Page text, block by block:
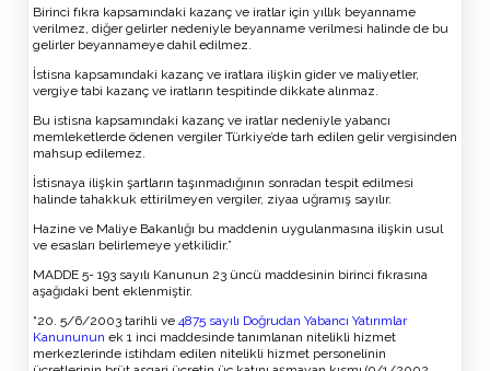
Birinci fıkra kapsamındaki kazanç ve iratlar için yıllık beyanname
verilmez, diğer gelirler nedeniyle beyanname verilmesi halinde de bu
gelirler beyannameye dahil edilmez.
İstisna kapsamındaki kazanç ve iratlara ilişkin gider ve maliyetler,
vergiye tabi kazanç ve iratların tespitinde dikkate alınmaz.
Bu istisna kapsamındaki kazanç ve iratlar nedeniyle yabancı
memleketlerde ödenen vergiler Türkiye’de tarh edilen gelir vergisinden
mahsup edilemez.
İstisnaya ilişkin şartların taşınmadığının sonradan tespit edilmesi
halinde tahakkuk ettirilmeyen vergiler, ziyaa uğramış sayılır.
Hazine ve Maliye Bakanlığı bu maddenin uygulanmasına ilişkin usul
ve esasları belirlemeye yetkilidir.”
MADDE 5- 193 sayılı Kanunun 23 üncü maddesinin birinci fıkrasına
aşağıdaki bent eklenmiştir.
“20. 5/6/2003 tarihli ve 4875 sayılı Doğrudan Yabancı Yatırımlar
Kanununun ek 1 inci maddesinde tanımlanan nitelikli hizmet
merkezlerinde istihdam edilen nitelikli hizmet personelinin